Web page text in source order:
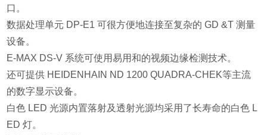
口。
数据处理单元 DP-E1 可很方便地连接至复杂的 GD &T 测量
设备。
E-MAX DS-V 系统可使用易用和的视频边缘检测技术。
还可提供 HEIDENHAIN ND 1200 QUADRA-CHEK等主流
的数字显示设备。
白色 LED 光源内置落射及透射光源均采用了长寿命的白色 L
ED 灯。